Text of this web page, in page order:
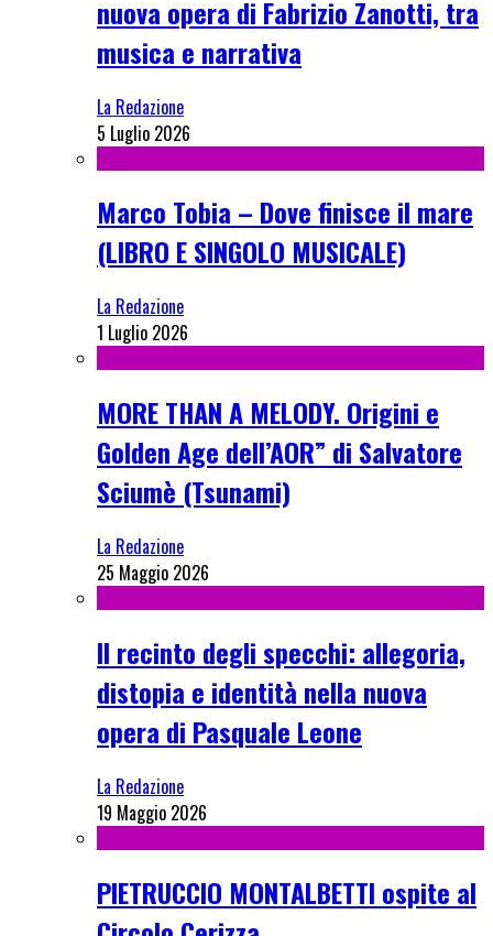
nuova opera di Fabrizio Zanotti, tra
musica e narrativa
La Redazione
5 Luglio 2026
Marco Tobia – Dove finisce il mare
(LIBRO E SINGOLO MUSICALE)
La Redazione
1 Luglio 2026
MORE THAN A MELODY. Origini e
Golden Age dell’AOR” di Salvatore
Sciumè (Tsunami)
La Redazione
25 Maggio 2026
Il recinto degli specchi: allegoria,
distopia e identità nella nuova
opera di Pasquale Leone
La Redazione
19 Maggio 2026
PIETRUCCIO MONTALBETTI ospite al